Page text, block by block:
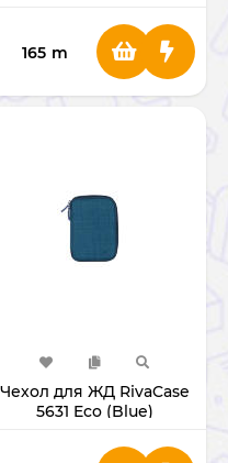
165 m
Чехол для ЖД RivaCase
5631 Eco (Blue)